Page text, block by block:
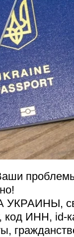
код ИНН, id-